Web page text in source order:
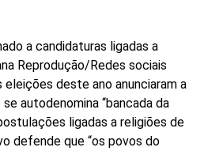
a candidaturas ligadas a
Reprodução/Redes sociais
eleições deste ano anunciaram a
autodenomina “bancada da
ligadas a religiões de
defende que “os povos do